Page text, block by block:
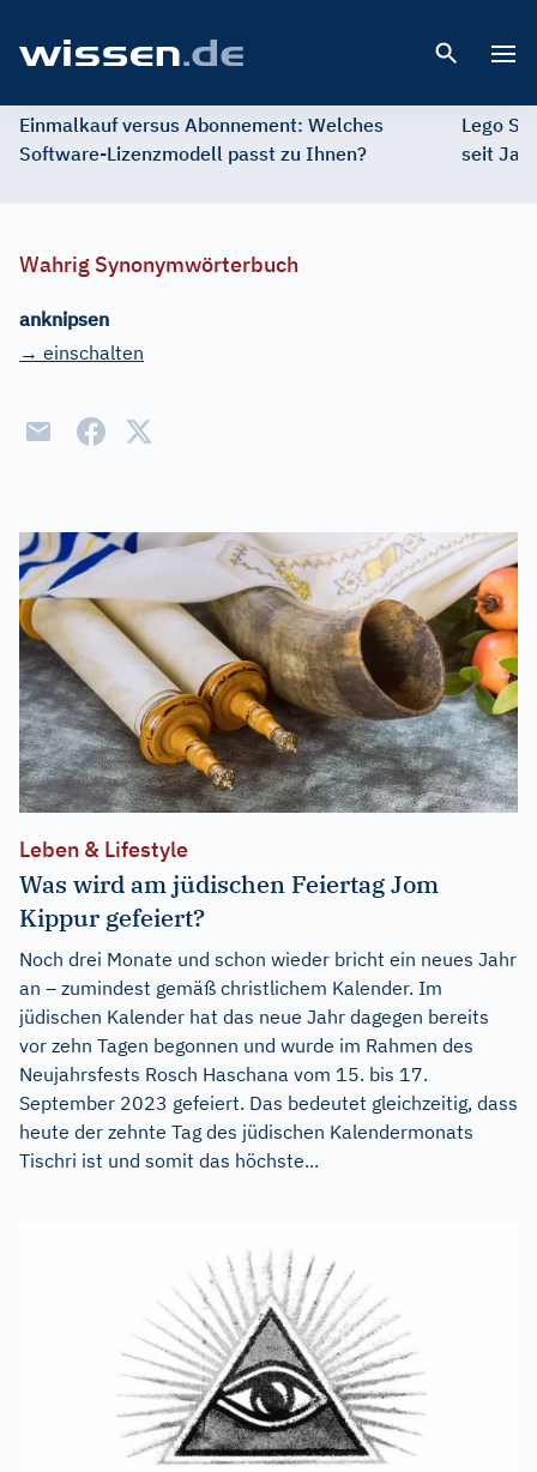
Einmalkauf versus Abonnement: Welches
Software-Lizenzmodell passt zu Ihnen?
Lego
seit
Wahrig Synonymwörterbuch
anknipsen
→ einschalten
Leben & Lifestyle
Was wird am jüdischen Feiertag Jom
Kippur gefeiert?
Noch drei Monate und schon wieder bricht ein neues Jahr
an – zumindest gemäß christlichem Kalender. Im
jüdischen Kalender hat das neue Jahr dagegen bereits
vor zehn Tagen begonnen und wurde im Rahmen des
Neujahrsfests Rosch Haschana vom 15. bis 17.
September 2023 gefeiert. Das bedeutet gleichzeitig, dass
heute der zehnte Tag des jüdischen Kalendermonats
Tischri ist und somit das höchste...